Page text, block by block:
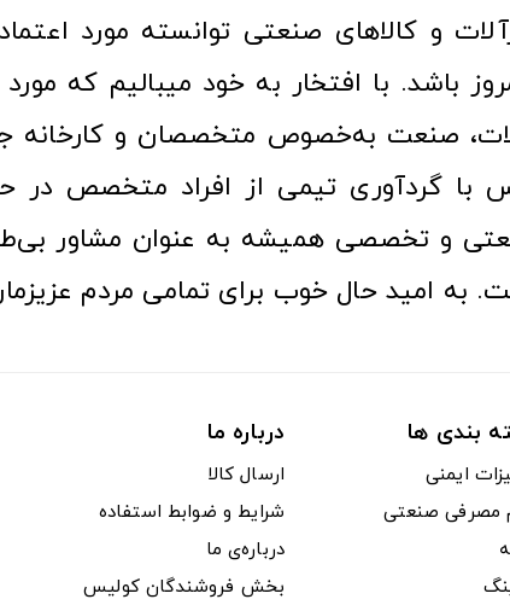
باشد. با افتخار به خود میبالیم که
صنعت به‌خصوص متخصصان و
با گردآوری تیمی از افراد متخصص در
و تخصصی همیشه به عنوان مشاور
به امید حال خوب برای تمامی مردم
بندی ها
ایمنی
مصرفی صنعتی
درباره ما
ارسال کالا
شرایط و ضوابط استفاده
درباره‌ی ما
بخش فروشندگان کولیس